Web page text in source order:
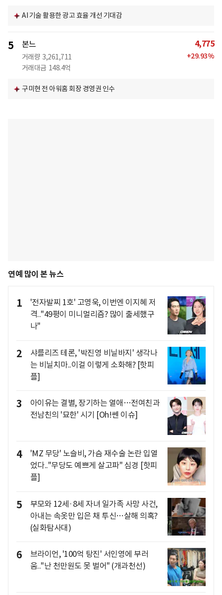
AI 기술 활용한 광고 효율 개선 기대감
5 본느
거래량 3,261,711
거래대금 148.4억
4,775
+29.93%
구미현 전 아워홈 회장 경영권 인수
연예 많이 본 뉴스
1
'전자발찌 1호' 고영욱, 이번엔 이지혜 저
격.."49평이 미니멀리즘? 많이 출세했구
나"
2
샤를리즈 테론, '박진영 비닐바지' 생각나
는 비닐치마..이걸 이렇게 소화해? [핫피
플]
3
아이유는 결별, 장기하는 열애…전여친과
전남친의 '묘한' 시기 [Oh!쎈 이슈]
4
'MZ 무당' 노슬비, 가슴 재수술 논란 입열
었다.."무당도 예쁘게 살고파" 심경 [핫피
플]
5
부모와 12세·8세 자녀 일가족 사망 사건,
아내는 속옷만 입은 채 투신…살해 의혹?
(실화탐사대)
6
브라이언, '100억 탕진' 서인영에 부러
움.."난 천만원도 못 벌어" (개과천선)